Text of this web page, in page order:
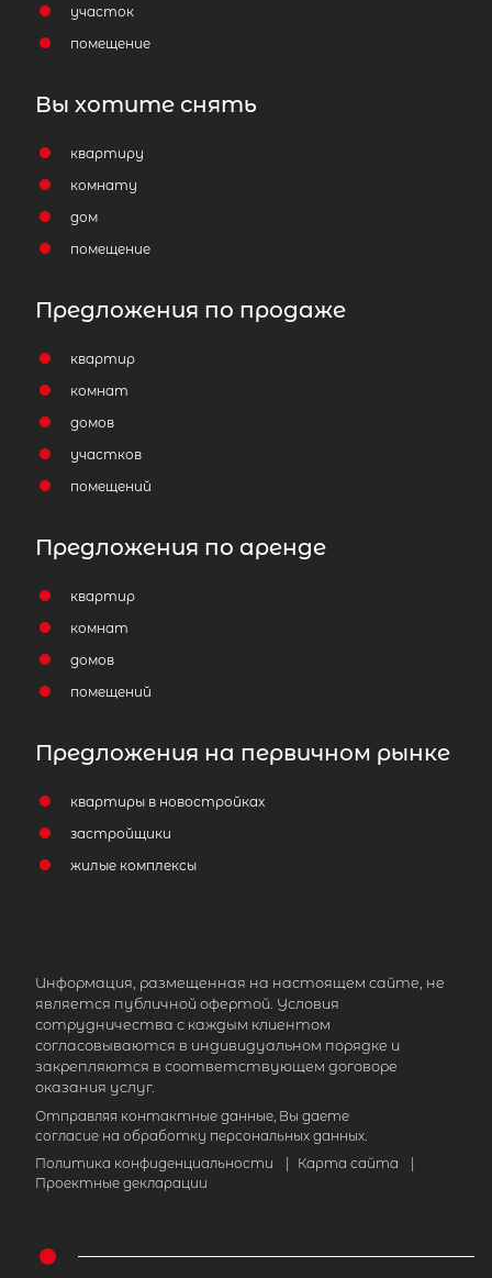
участок
помещение
Вы хотите снять
квартиру
комнату
дом
помещение
Предложения по продаже
квартир
комнат
домов
участков
помещений
Предложения по аренде
квартир
комнат
домов
помещений
Предложения на первичном рынке
квартиры в новостройках
застройщики
жилые комплексы
Информация, размещенная на настоящем сайте, не
является публичной офертой. Условия
сотрудничества с каждым клиентом
согласовываются в индивидуальном порядке и
закрепляются в соответствующем договоре
оказания услуг.
Отправляя контактные данные, Вы даете
согласие на обработку персональных данных.
Политика конфиденциальности
Карта сайта
Проектные декларации